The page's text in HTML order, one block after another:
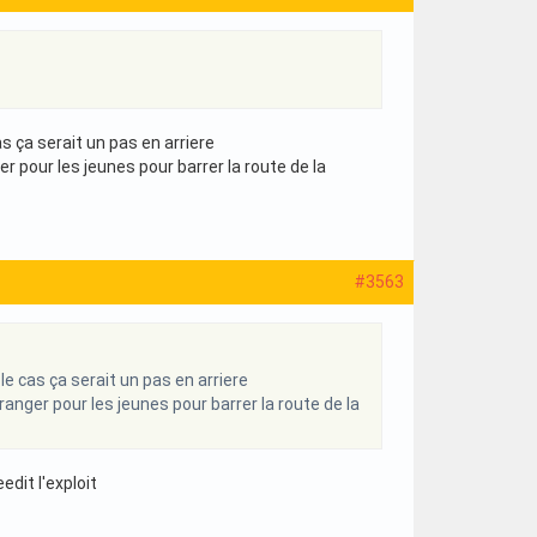
ça serait un pas en arriere
pour les jeunes pour barrer la route de la
#3563
cas ça serait un pas en arriere
pour les jeunes pour barrer la route de la
l'exploit